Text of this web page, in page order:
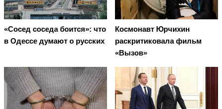
«Сосед соседа боится»: что
в Одессе думают о русских
Космонавт Юрчихин
раскритиковала фильм
«Вызов»